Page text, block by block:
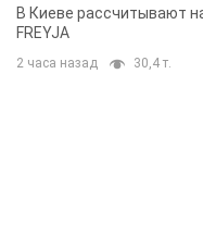
решения готовятся
В Киеве рассчитывают
FREYJA
2 часа назад 30,4 т.